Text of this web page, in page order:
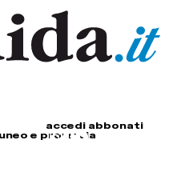
accedi abbonati
e provincia